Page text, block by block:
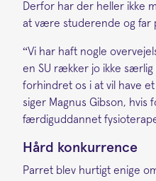
Derfor har der heller ikke
at være studerende og far
“Vi har haft nogle
en SU rækker jo ikke særlig
forhindret os i at vil have
siger Magnus Gibson, hvis
færdiguddannet
Hård konkurrence
Parret blev hurtigt enige